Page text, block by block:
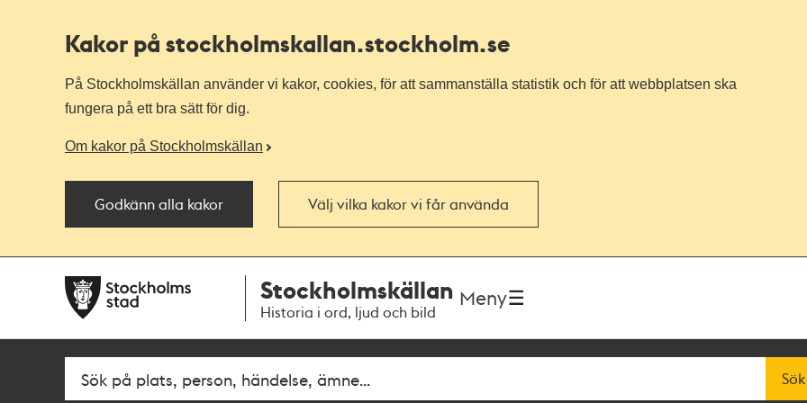
Kakor på stockholmskallan.stockholm.se
På Stockholmskällan använder vi kakor, cookies, för att sammanställa statistik och för att webbplatsen ska
fungera på ett bra sätt för dig.
Om kakor på Stockholmskällan
Godkänn alla kakor Välj vilka kakor vi får använda
navigationen
huvudinnehållet
Stockholmskällan
Historia i ord, ljud och bild
Meny
Fritextsök Sök